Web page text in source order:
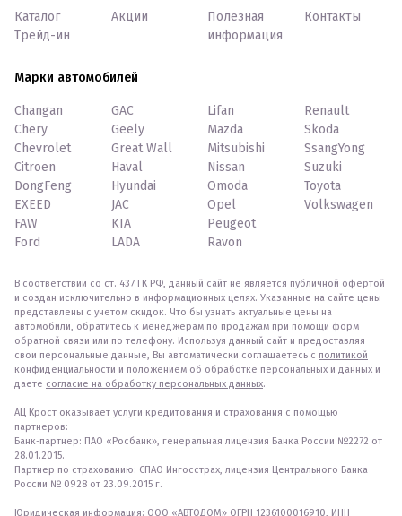
Каталог
Трейд-ин
Акции
Полезная
информация
Контакты
Марки автомобилей
Changan
Chery
Chevrolet
Citroen
DongFeng
EXEED
FAW
Ford
GAC
Geely
Great Wall
Haval
Hyundai
JAC
KIA
LADA
Lifan
Mazda
Mitsubishi
Nissan
Omoda
Opel
Peugeot
Ravon
Renault
Skoda
SsangYong
Suzuki
Toyota
Volkswagen
В соответствии со ст. 437 ГК РФ, данный сайт не является публичной офертой
и создан исключительно в информационных целях. Указанные на сайте цены
представлены с учетом скидок. Что бы узнать актуальные цены на
автомобили, обратитесь к менеджерам по продажам при помощи форм
обратной связи или по телефону. Используя данный сайт и предоставляя
свои персональные данные, Вы автоматически соглашаетесь с политикой
конфиденциальности и положением об обработке персональных и данных и
даете согласие на обработку персональных данных.
АЦ Крост оказывает услуги кредитования и страхования с помощью
партнеров:
Банк-партнер: ПАО «Росбанк», генеральная лицензия Банка России №2272 от
28.01.2015.
Партнер по страхованию: СПАО Ингосстрах, лицензия Центрального Банка
России № 0928 от 23.09.2015 г.
Юридическая информация: ООО «АВТОДОМ» ОГРН 1236100016910, ИНН